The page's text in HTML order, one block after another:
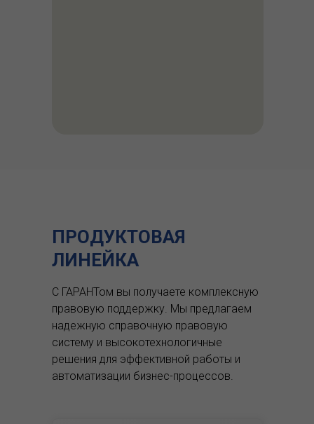
ПРОДУКТОВАЯ
ЛИНЕЙКА
С ГАРАНТом вы получаете комплексную
правовую поддержку. Мы предлагаем
надежную справочную правовую
систему и высокотехнологичные
решения для эффективной работы и
автоматизации бизнес-процессов.